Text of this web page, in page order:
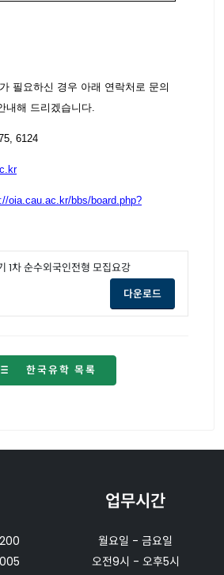
필요하신 경우 아래 연락처로 문의
내해 드리겠습니다.
6124
oia.cau.ac.kr/bbs/board.php?
1차 순수외국인전형 모집요강
다운로드opens a
한국유학 목록
업무시간
월요일 - 금요일
오전9시 - 오후5시